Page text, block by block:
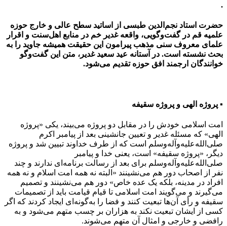
.
حضرت استاد نجم‌الدین طبسی از اساتید سطح عالی و خارج حوزه
علمیه قم در گفت‌وگویی، واقعه غدیر خم در منابع اهل‌سنت و اقرار
علمای معروف سنی مذهب پیرامون این حقیقت همیشه جاوید را به
بحث نشسته است. در آستانه عید سعید غدیر، متن این گفت‌وگو
خوانندگان ارجمند افق حوزه تقدیم می‌شود.
▪ پروژه الهی و پروژه سقیفه
امت اسلامی خودش را در مقابل دو پروژه می‌بیند، یکی «پروژه
الهی» که مسئله غدیر و تعیین جانشینی بعد از پیامبر اکرم
صلی‌الله‌علیه‌وآله‌وسلم است که از طرف خداوند تبیین شد و پروژه
دیگر، «پروژه سقیفه» است، یعنی خدا و پیامبر
صلی‌الله‌علیه‌وآله‌وسلم برای بعد از رسالت برنامه‌ای ندارند و چند
نفر از اصحاب دور هم می‌نشینند «البته نه همه امت اسلام و نه همه
افراد در مدینه، بلکه یک عده خاص» دور هم می‌نشینند و تصمیم
می‌گیرند و می‌گویند امت اسلامی تا قیام قیامت باید از تصمیمات
سقیفه و رأی آن‌ها تبعیت کنند و فضا را به‌گونه‌ای ایجاد کردند که اگر
کسی از ایشان تبعیت نکند به هزاران بر چسب متهم می‌شود و به
رافضی و خارجی و امثال آن متهم می‌شوند.